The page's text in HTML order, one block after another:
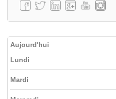
Aujourd'hui
Lundi
Mardi